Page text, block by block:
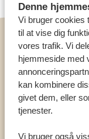
Denne
Vi bruger cookies
til at vise dig
vores trafik. Vi
hjemmeside med
kan kombinere
givet dem, eller
tjenester.
Vi bruger også
Agulhas
naturelskere
det historiske
Floral Kingdom
havets største